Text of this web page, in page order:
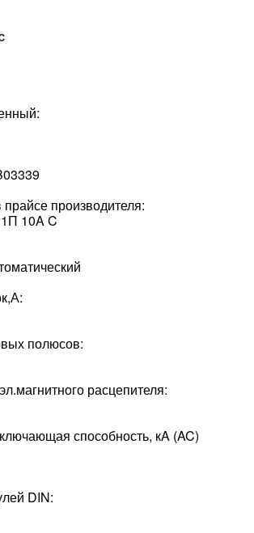
производителя:
10A C
полюсов:
расцепителя:
способность, кA (AC)
DIN: